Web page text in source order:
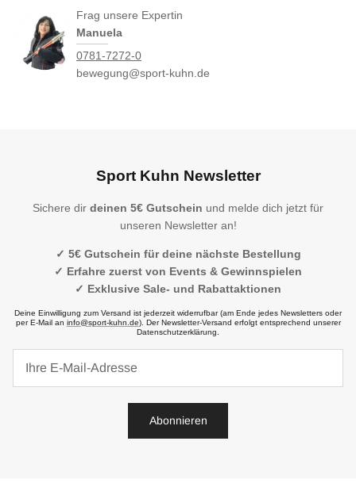
Frag unsere Expertin
Manuela
0781-7272-0
bewegung@sport-kuhn.de
Sport Kuhn Newsletter
Sichere dir deinen 5€ Gutschein und melde dich jetzt für
unseren Newsletter an!
✓ 5€ Gutschein für deine nächste Bestellung
✓ Erfahre zuerst von Events & Gewinnspielen
✓ Exklusive Sale- und Rabattaktionen
Deine Einwilligung zum Versand ist jederzeit widerrufbar (am Ende jedes Newsletters oder
per E-Mail an info@sport-kuhn.de). Der Newsletter-Versand erfolgt entsprechend unserer
Datenschutzerklärung.
Abonnieren